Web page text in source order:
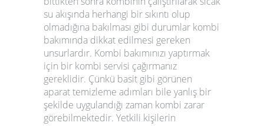
su akışında herhangi bir sıkıntı olup
olmadığına bakılması gibi durumlar kombi
bakımında dikkat edilmesi gereken
unsurlardır. Kombi bakımınızı yaptırmak
için bir kombi servisi çağırmanız
gereklidir. Çünkü basit gibi görünen
aparat temizleme adımları bile yanlış bir
şekilde uygulandığı zaman kombi zarar
görebilmektedir. Yetkili kişilerin